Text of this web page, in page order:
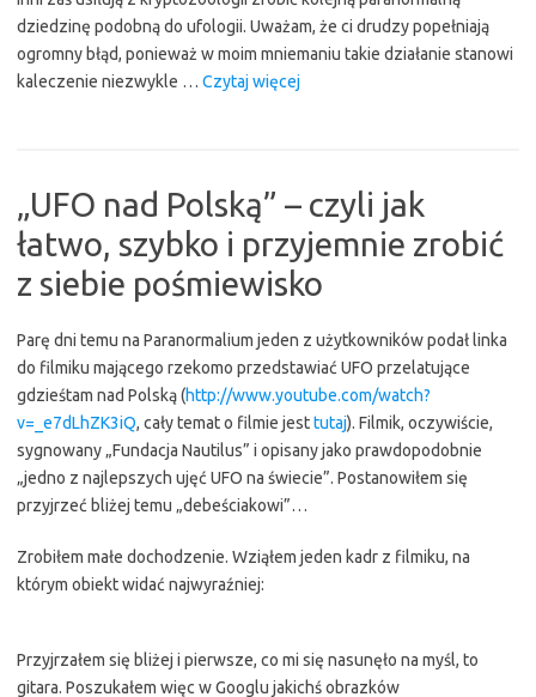
dziedzinę podobną do ufologii. Uważam, że ci drudzy popełniają
ogromny błąd, ponieważ w moim mniemaniu takie działanie stanowi
kaleczenie niezwykle … Czytaj więcej
„UFO nad Polską” – czyli jak
łatwo, szybko i przyjemnie zrobić
z siebie pośmiewisko
Parę dni temu na Paranormalium jeden z użytkowników podał linka
do filmiku mającego rzekomo przedstawiać UFO przelatujące
gdzieśtam nad Polską (http://www.youtube.com/watch?
v=_e7dLhZK3iQ, cały temat o filmie jesttutaj). Filmik, oczywiście,
sygnowany „Fundacja Nautilus” i opisany jako prawdopodobnie
„jedno z najlepszych ujęć UFO na świecie”. Postanowiłem się
przyjrzeć bliżej temu „debeściakowi”…
Zrobiłem małe dochodzenie. Wziąłem jeden kadr z filmiku, na
którym obiekt widać najwyraźniej:
Przyjrzałem się bliżej i pierwsze, co mi się nasunęło na myśl, to
gitara. Poszukałem więc w Googlu jakichś obrazków